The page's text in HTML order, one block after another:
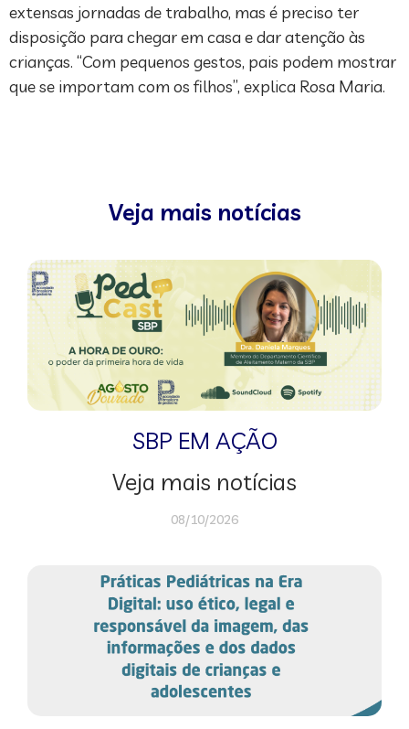
extensas jornadas de trabalho, mas é preciso ter
disposição para chegar em casa e dar atenção às
crianças. “Com pequenos gestos, pais podem mostrar
que se importam com os filhos”, explica Rosa Maria.
Veja mais notícias
SBP EM AÇÃO
Veja mais notícias
08/10/2026